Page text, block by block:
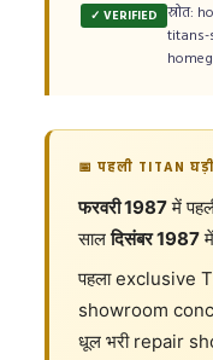
✓ VERIFIED स्रोत:
titans-
📅 पहली TITAN
फरवरी 1987में
सालदिसंबर 1987
पहला exclusive
showroom
धूल भरी repair